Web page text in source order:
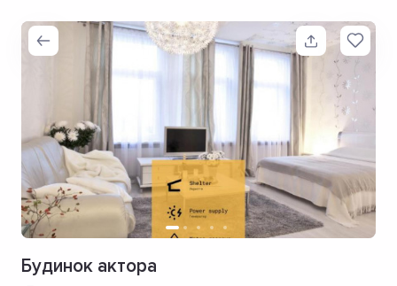
Будинок актора